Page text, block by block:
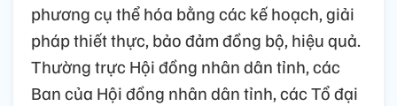
phương cụ thể hóa bằng các kế hoạch, giải
pháp thiết thực, bảo đảm đồng bộ, hiệu quả.
Thường trực Hội đồng nhân dân tỉnh, các
Ban của Hội đồng nhân dân tỉnh, các Tổ đại